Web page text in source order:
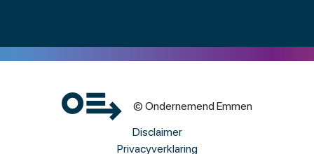
© Ondernemend Emmen
Disclaimer
Privacyverklaring